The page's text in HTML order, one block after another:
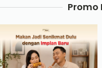
Promo